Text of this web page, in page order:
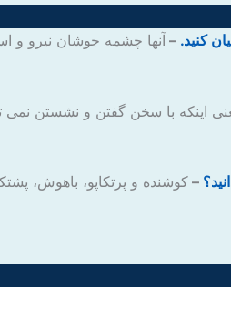
– آنها چشمه جوشان نیرو و
اینکه با سخن گفتن و نشستن نمی
–کوشنده و پرتکاپو، باهوش،